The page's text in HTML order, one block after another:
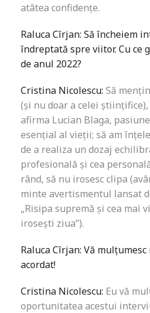
atâtea confidențe.
Raluca Cîrjan: Să încheiem
îndreptată spre viitor. Cu ce
de anul 2022?
Cristina Nicolescu: Să
(și nu doar a celei științifice),
afirma Lucian Blaga,
esențial al vieții; să am
de a realiza un dozaj
profesională și cea
rând, să nu irosesc clipa
minte avertismentul lansat
„Risipa supremă și cea mai
irosești ziua”).
Raluca Cîrjan: Vă
acordat!
Cristina Nicolescu: Eu vă
oportunitatea acestui